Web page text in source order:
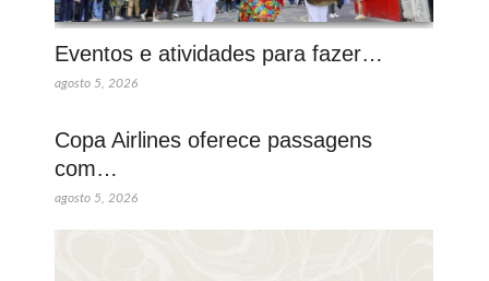
Eventos e atividades para fazer…
agosto 5, 2026
Copa Airlines oferece passagens
com…
agosto 5, 2026